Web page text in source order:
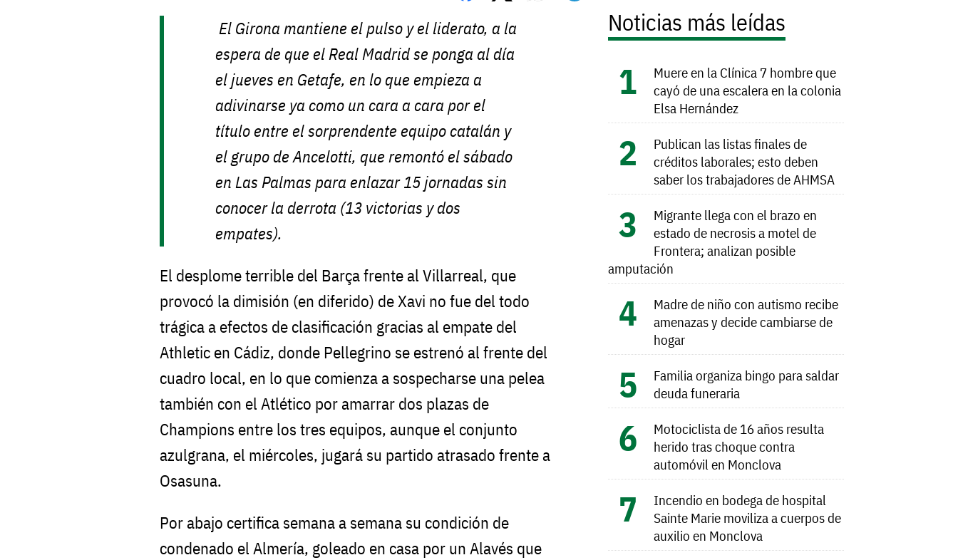
El Girona mantiene el pulso y el liderato, a la
espera de que el Real Madrid se ponga al día
el jueves en Getafe, en lo que empieza a
adivinarse ya como un cara a cara por el
título entre el sorprendente equipo catalán y
el grupo de Ancelotti, que remontó el sábado
en Las Palmas para enlazar 15 jornadas sin
conocer la derrota (13 victorias y dos
empates).
El desplome terrible del Barça frente al Villarreal, que
provocó la dimisión (en diferido) de Xavi no fue del todo
trágica a efectos de clasificación gracias al empate del
Athletic en Cádiz, donde Pellegrino se estrenó al frente del
cuadro local, en lo que comienza a sospecharse una pelea
también con el Atlético por amarrar dos plazas de
Champions entre los tres equipos, aunque el conjunto
azulgrana, el miércoles, jugará su partido atrasado frente a
Osasuna.
Por abajo certifica semana a semana su condición de
condenado el Almería, goleado en casa por un Alavés que
Noticias más leídas
Muere en la Clínica 7 hombre que
cayó de una escalera en la colonia
Elsa Hernández
Publican las listas finales de
créditos laborales; esto deben
saber los trabajadores de AHMSA
Migrante llega con el brazo en
estado de necrosis a motel de
Frontera; analizan posible
amputación
Madre de niño con autismo recibe
amenazas y decide cambiarse de
hogar
Familia organiza bingo para saldar
deuda funeraria
Motociclista de 16 años resulta
herido tras choque contra
automóvil en Monclova
Incendio en bodega de hospital
Sainte Marie moviliza a cuerpos de
auxilio en Monclova